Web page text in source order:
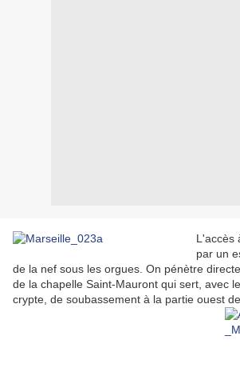
L'accès
par un
de la nef sous les orgues. On pénètre
de la chapelle Saint-Mauront qui sert, avec
crypte, de soubassement à la partie ouest